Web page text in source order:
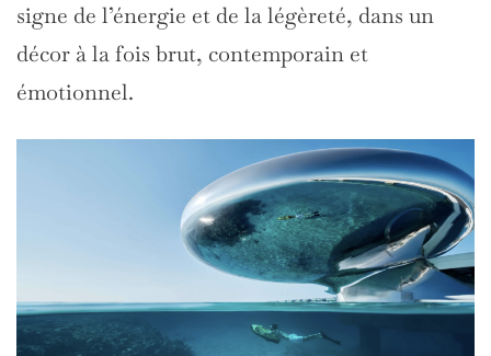
signe de l’énergie et de la légèreté, dans un
décor à la fois brut, contemporain et
émotionnel.